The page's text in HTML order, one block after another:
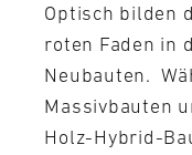
Optisch bilden
roten Faden in
Neubauten.
Massivbauten
Holz-Hybrid-